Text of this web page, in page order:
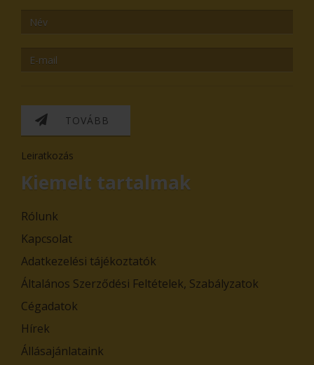
TOVÁBB
Leiratkozás
Kiemelt tartalmak
Rólunk
Kapcsolat
Adatkezelési tájékoztatók
Általános Szerződési Feltételek, Szabályzatok
Cégadatok
Hírek
Állásajánlataink